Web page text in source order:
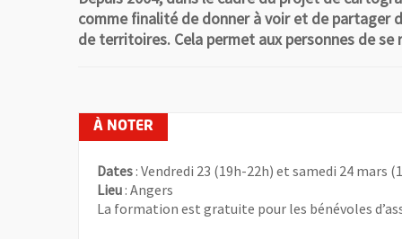
comme finalité de donner à voir et de partager
de territoires. Cela permet aux personnes de
Dates : Vendredi 23 (19h-22h) et samedi 24 mars
Lieu : Angers
La formation est gratuite pour les bénévoles